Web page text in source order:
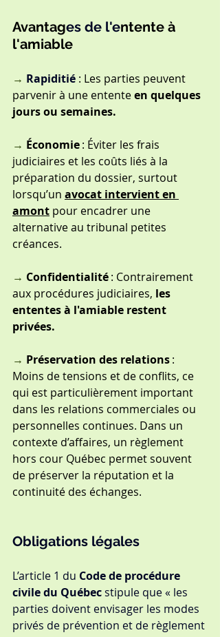
Avantages de l'entente à
l'amiable
→ Rapiditié : Les parties peuvent
parvenir à une entente en quelques
jours ou semaines.
→ Économie : Éviter les frais
judiciaires et les coûts liés à la
préparation du dossier, surtout
lorsqu’un avocat intervient en
amont pour encadrer une
alternative au tribunal petites
créances.
→ Confidentialité : Contrairement
aux procédures judiciaires, les
ententes à l'amiable restent
privées.
→ Préservation des relations :
Moins de tensions et de conflits, ce
qui est particulièrement important
dans les relations commerciales ou
personnelles continues. Dans un
contexte d’affaires, un règlement
hors cour Québec permet souvent
de préserver la réputation et la
continuité des échanges.
Obligations légales
L’article 1 du Code de procédure
civile du Québec stipule que « les
parties doivent envisager les modes
privés de prévention et de règlement